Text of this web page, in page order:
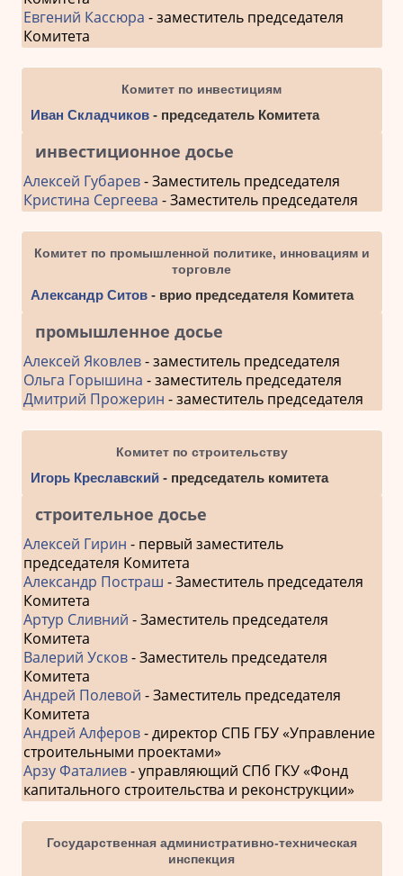
Евгений Кассюра - заместитель председателя
Комитета
Комитет по инвестициям
Иван Складчиков- председатель Комитета
инвестиционное досье
Алексей Губарев- Заместитель председателя
Кристина Сергеева - Заместитель председателя
Комитет по промышленной политике, инновациям и
торговле
Александр Ситов- врио председателя Комитета
промышленное досье
Алексей Яковлев- заместитель председателя
Ольга Горышина - заместитель председателя
Дмитрий Прожерин - заместитель председателя
Комитет по строительству
Игорь Креславский - председатель комитета
строительное досье
Алексей Гирин - первый заместитель
председателя Комитета
Александр Постраш - Заместитель председателя
Комитета
Артур Сливний - Заместитель председателя
Комитета
Валерий Усков- Заместитель председателя
Комитета
Андрей Полевой - Заместитель председателя
Комитета
Андрей Алферов- директор СПБ ГБУ «Управление
строительными проектами»
Арзу Фаталиев- управляющий СПб ГКУ «Фонд
капитального строительства и реконструкции»
Государственная административно-техническая
инспекция